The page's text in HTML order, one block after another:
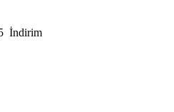
İndirim